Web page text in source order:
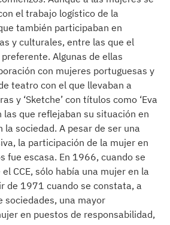
el trabajo logístico de la
también participaban en
y culturales, entre las que el
Algunas de ellas
con mujeres portuguesas y
teatro con el que llevaban a
y ‘Sketche’ con títulos como ‘Eva
las que reflejaban su situación en
la sociedad. A pesar de ser una
la participación de la mujer en
fue escasa. En 1966, cuando se
CCE, sólo había una mujer en la
de 1971 cuando se constata, a
sociedades, una mayor
en puestos de responsabilidad,